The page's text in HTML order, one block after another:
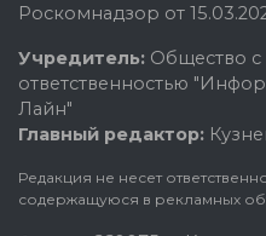
Роскомнадзор от
Учредитель: Общество с
ответственностью
Лайн"
Главный редактор:
Редакция не несет
содержащуюся в рекламных